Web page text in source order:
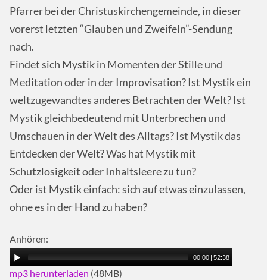
Pfarrer bei der Christuskirchengemeinde, in dieser
vorerst letzten “Glauben und Zweifeln”-Sendung
nach.
Findet sich Mystik in Momenten der Stille und
Meditation oder in der Improvisation? Ist Mystik ein
weltzugewandtes anderes Betrachten der Welt? Ist
Mystik gleichbedeutend mit Unterbrechen und
Umschauen in der Welt des Alltags? Ist Mystik das
Entdecken der Welt? Was hat Mystik mit
Schutzlosigkeit oder Inhaltsleere zu tun?
Oder ist Mystik einfach: sich auf etwas einzulassen,
ohne es in der Hand zu haben?
Anhören:
00:00 | 52:38
mp3 herunterladen (48MB)